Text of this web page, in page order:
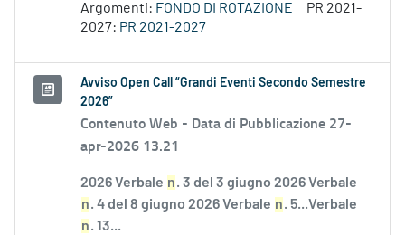
Argomenti: FONDO DI ROTAZIONE
PR 2021-
2027: PR 2021-2027
Avviso Open Call “Grandi Eventi Secondo Semestre
2026”
Contenuto Web - Data di Pubblicazione 27-
apr-2026 13.21
2026 Verbale n. 3 del 3 giugno 2026 Verbale
n. 4 del 8 giugno 2026 Verbale n. 5...Verbale
n. 13...